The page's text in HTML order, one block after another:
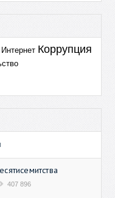
Интернет Коррупция
407 896